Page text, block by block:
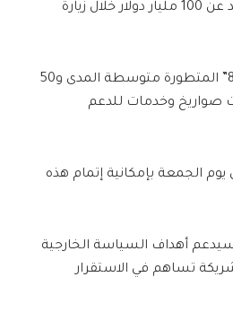
وتستعد الولايات المتحدة لتقديم حزمة أسلحة للسعودية بقيمة تزيد عن 100 مليار دولار خلال زيارة
وطلبت السعودية ألف صاروخ “جو-جو” من طراز “إيه.آي.إم-120سي-8” المتطورة متوسطة المدى و50
صواريخ وخدمات للدعم
يوم الجمعة بإمكانية إتمام هذه
سيدعم أهداف السياسة الخارجية
تساهم في الاستقرار